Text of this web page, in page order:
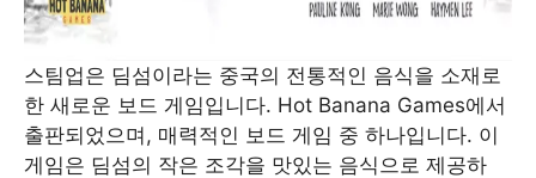
스팀업은 딤섬이라는 중국의 전통적인 음식을 소재로
한 새로운 보드 게임입니다. Hot Banana Games에서
출판되었으며, 매력적인 보드 게임 중 하나입니다. 이
게임은 딤섬의 작은 조각을 맛있는 음식으로 제공하